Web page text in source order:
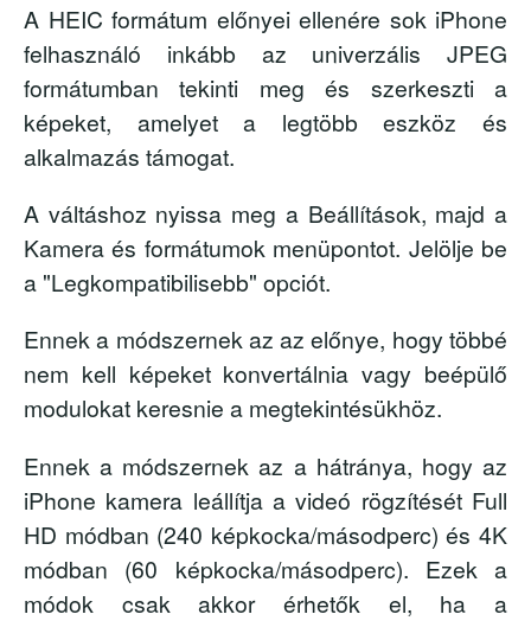
A HEIC formátum előnyei ellenére sok iPhone
felhasználó inkább az univerzális JPEG
formátumban tekinti meg és szerkeszti a
képeket, amelyet a legtöbb eszköz és
alkalmazás támogat.
A váltáshoz nyissa meg a Beállítások, majd a
Kamera és formátumok menüpontot. Jelölje be
a "Legkompatibilisebb" opciót.
Ennek a módszernek az az előnye, hogy többé
nem kell képeket konvertálnia vagy beépülő
modulokat keresnie a megtekintésükhöz.
Ennek a módszernek az a hátránya, hogy az
iPhone kamera leállítja a videó rögzítését Full
HD módban (240 képkocka/másodperc) és 4K
módban (60 képkocka/másodperc). Ezek a
módok csak akkor érhetők el, ha a